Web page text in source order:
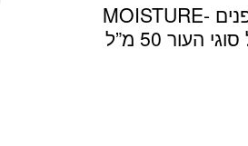
קרם לחות לעור הפנים MOISTURE-